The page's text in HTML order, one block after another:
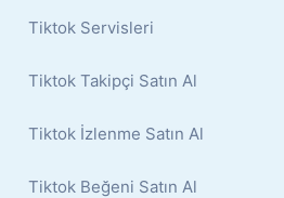
Tiktok Servisleri
Tiktok Takipçi Satın Al
Tiktok İzlenme Satın Al
Tiktok Beğeni Satın Al